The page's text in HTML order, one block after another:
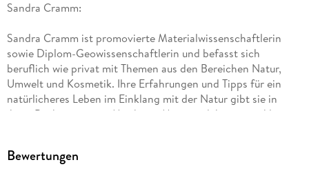
Sandra Cramm:
Sandra Cramm ist promovierte Materialwissenschaftlerin
sowie Diplom-Geowissenschaftlerin und befasst sich
beruflich wie privat mit Themen aus den Bereichen Natur,
Umwelt und Kosmetik. Ihre Erfahrungen und Tipps für ein
natürlicheres Leben im Einklang mit der Natur gibt sie in
ihren Büchern weiter. Mit ihrem Mann und ihren zwei kleinen
Bewertungen